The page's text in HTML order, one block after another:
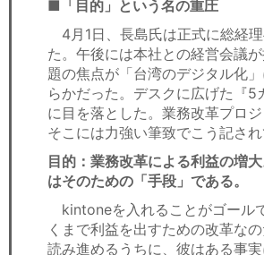
■「目的」という名の重圧
4月1日、長島氏は正式に総経
た。午後には本社との経営会議
題の焦点が「台湾のデジタル化
らかだった。デスクに広げた『5
に目を落とした。業務改革プロジ
そこには力強い筆致でこう記され
目的：業務改革による利益の増
はそのための「手段」である。
kintoneを入れることがゴール
くまで利益を出すための改革なの
読み進めるうちに、彼はある事